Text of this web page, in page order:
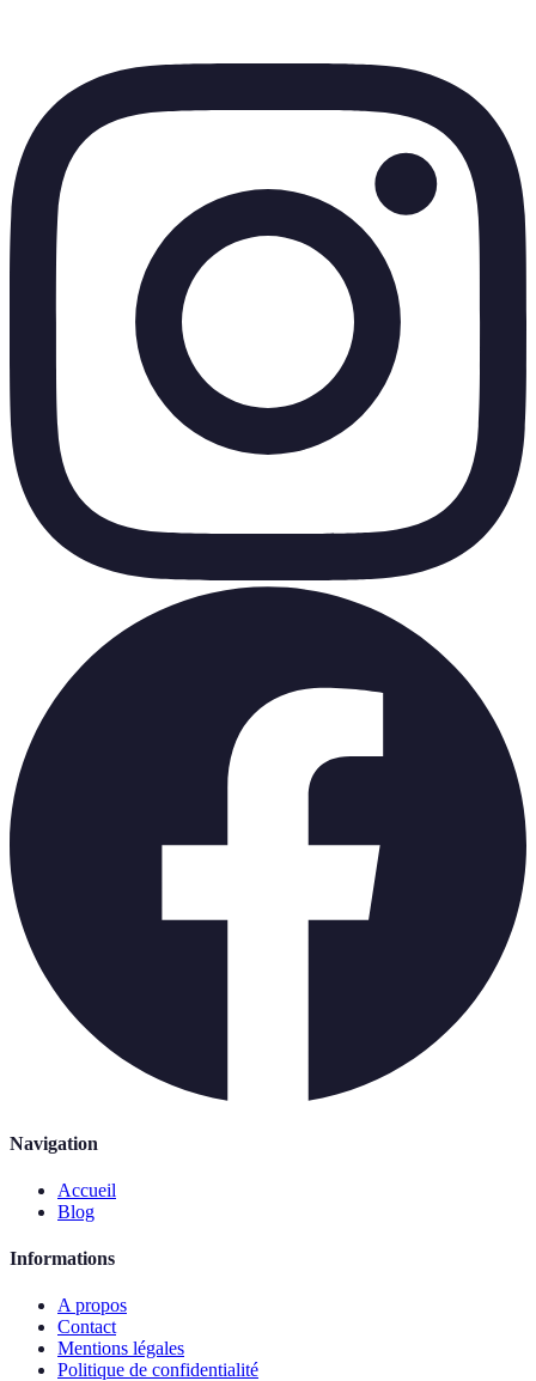
Navigation
Accueil
Blog
Informations
A propos
Contact
Mentions légales
Politique de confidentialité